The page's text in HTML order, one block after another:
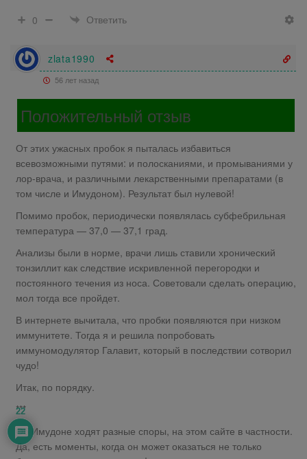
0
Ответить
zlata1990
56 лет назад
Положительный отзыв
От этих ужасных пробок я пыталась избавиться
всевозможными путями: и полосканиями, и промываниями у
лор-врача, и различными лекарственными препаратами (в
том числе и Имудоном). Результат был нулевой!
Помимо пробок, периодически появлялась субфебрильная
температура — 37,0 — 37,1 град.
Анализы были в норме, врачи лишь ставили хронический
тонзиллит как следствие искривленной перегородки и
постоянного течения из носа. Советовали сделать операцию,
мол тогда все пройдет.
В интернете вычитала, что пробки появляются при низком
иммунитете. Тогда я и решила попробовать
иммуномодулятор Галавит, который в последствии сотворил
чудо!
Итак, по порядку.
***
Об Имудоне ходят разные споры, на этом сайте в частности.
Да, есть моменты, когда он может оказаться не только
22